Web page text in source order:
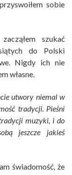
sobie
szukać
do Polski
Nigdy ich nie
własne.
utwory niemal w
tradycji. Pieśni
muzyki, i do
jeszcze jakieś
świadomość, że